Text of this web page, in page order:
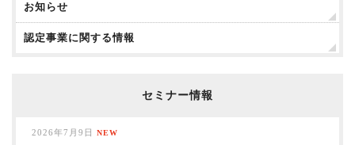
お知らせ
認定事業に関する情報
セミナー情報
2026年7月9日 NEW